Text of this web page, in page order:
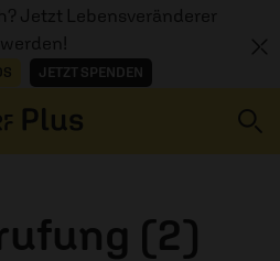
Jetzt Lebensveränderer
werden!
JETZT SPENDEN
(2)